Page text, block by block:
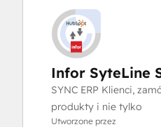
Infor SyteLine
SYNC ERP Klienci,
produkty i nie tylko
Utworzone przez